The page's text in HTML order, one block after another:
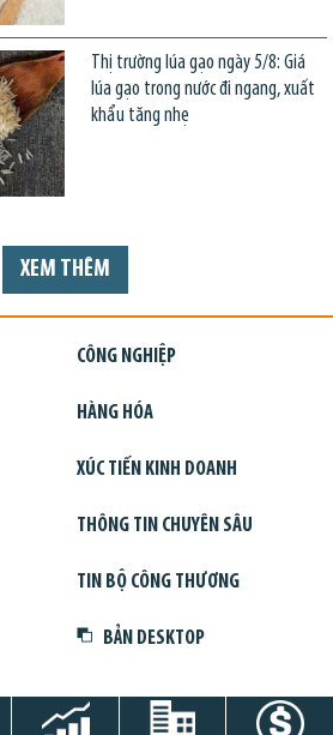
Thị trường lúa gạo ngày 5/8: Giá
lúa gạo trong nước đi ngang, xuất
khẩu tăng nhẹ
XEM THÊM
CÔNG NGHIỆP
HÀNG HÓA
XÚC TIẾN KINH DOANH
THÔNG TIN CHUYÊN SÂU
TIN BỘ CÔNG THƯƠNG
BẢN DESKTOP